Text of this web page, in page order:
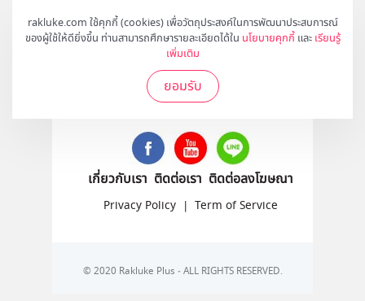
rakluke.com ใช้คุกกี้ (cookies) เพื่อวัตถุประสงค์ในการพัฒนาประสบการณ์
ของผู้ใช้ให้ดียิ่งขึ้น ท่านสามารถศึกษารายละเอียดได้ใน นโยบายคุกกี้ และ เรียนรู้
เพิ่มเติม
ยอมรับ
สมัคร
ติดตามเราได้ที่
เกี่ยวกับเรา ติดต่อเรา ติดต่อลงโฆษณา
Privacy Policy | Term of Service
© 2020 Rakluke Plus - ALL RIGHTS RESERVED.